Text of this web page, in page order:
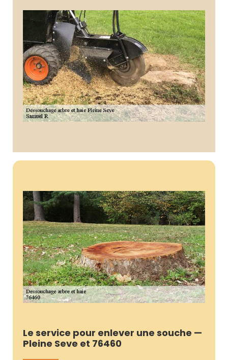
Le service pour enlever une souche —
Pleine Seve et 76460